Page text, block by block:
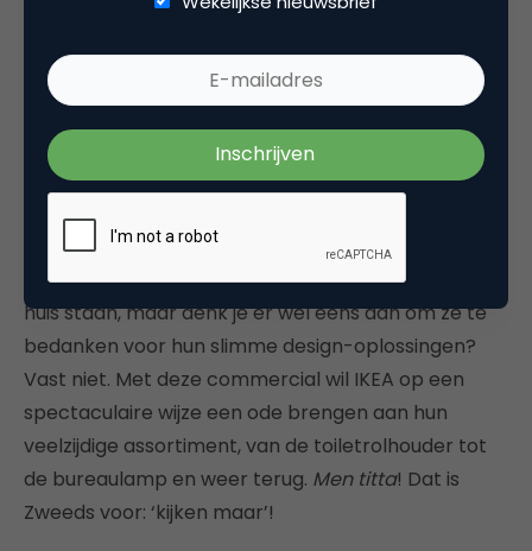
Iedereen heeft wel eentafeltjeof kastje van
huis staan, maar denk je er wel eens aan om ze te
bedanken voor hun slimme design-oplossingen?
Vast niet. Met deze commercial wil IKEA op een
spectaculaire wijze een ode brengen aan hun
veelzijdige assortiment, van de toiletrolhouder tot
de bureaulamp en weer terug. Men titta! Dat is
Zweeds voor: ‘kijken maar’!